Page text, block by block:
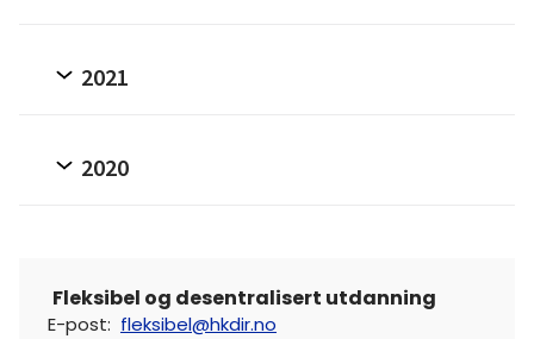
2021
2020
Fleksibel og desentralisert utdanning
E-post: fleksibel@hkdir.no